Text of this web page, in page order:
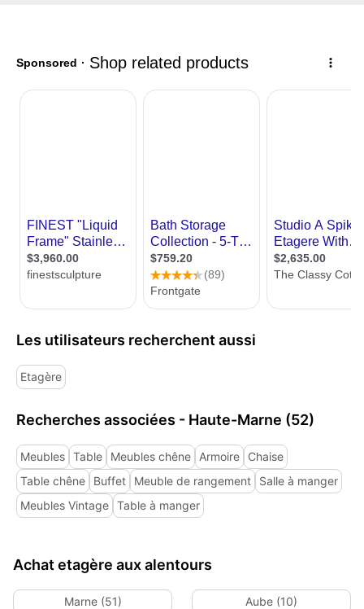
Les utilisateurs recherchent aussi
Etagère
Recherches associées - Haute-Marne (52)
Meubles Table Meubles chêne Armoire
Chaise
Table chêne
Buffet Meuble de rangement
Salle à manger
Meubles Vintage Table à manger
Achat etagère aux alentours
Marne (51) Aube (10)